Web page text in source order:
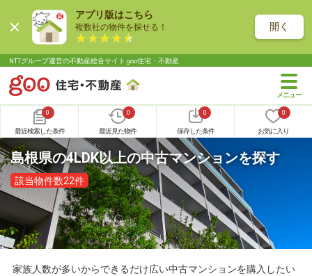
アプリ版はこちら
複数社の物件を探せる！ 開く
NTTグループ運営の不動産総合サイト goo住宅・不動産
0
最近検索した条件
0
最近見た物件
0
保存した条件
0
お気に入り
島根県の4LDK以上の中古マンションを探す
該当物件数22件
家族人数が多いからできるだけ広い中古マンションを購入したい